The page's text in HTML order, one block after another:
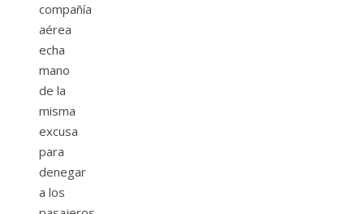
compañía
aérea
echa
mano
de la
misma
excusa
para
denegar
a los